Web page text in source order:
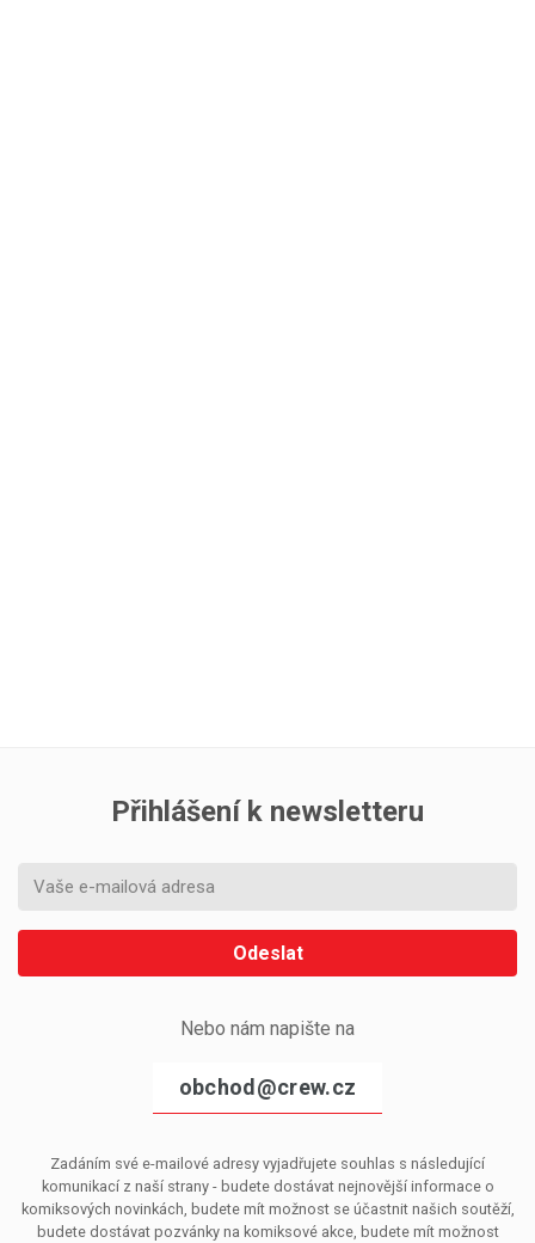
Přihlášení k newsletteru
Odeslat
Nebo nám napište na
obchod@crew.cz
Zadáním své e-mailové adresy vyjadřujete souhlas s následující
komunikací z naší strany - budete dostávat nejnovější informace o
komiksových novinkách, budete mít možnost se účastnit našich soutěží,
budete dostávat pozvánky na komiksové akce, budete mít možnost